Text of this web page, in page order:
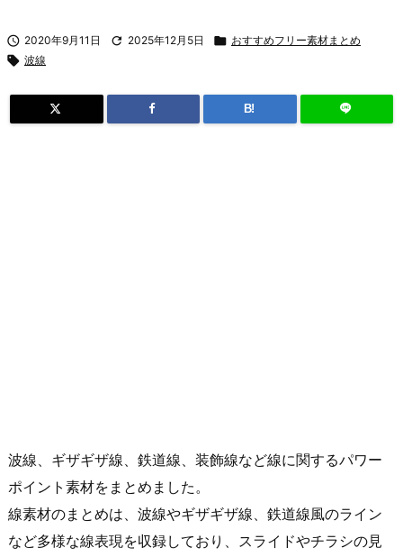
 2020年9月11日  2025年12月5日  おすすめフリー素材まとめ
 波線
B!
波線、ギザギザ線、鉄道線、装飾線など線に関するパワー
ポイント素材をまとめました。
線素材のまとめは、波線やギザギザ線、鉄道線風のライン
など多様な線表現を収録しており、スライドやチラシの見